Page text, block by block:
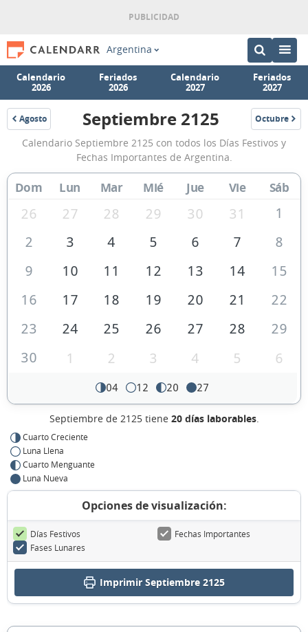
Argentina
Calendario
2026
Feriados
2026
Calendario
2027
Feriados
2027
Agosto
2125
Calendario
Septiembre
2125
de
Argentina
Septiembre 2125 Octubre
2125
Calendario Septiembre 2125 con todos los Días Festivos y
Fechas Importantes de Argentina.
Dom Lun Mar Mié Jue Vie Sáb
26 27 28 29 30 31
1
2
3 4 5 6 7
8
9
10 11 12 13 14
15
16
17 18 19 20 21
22
23
24 25 26 27 28
29
30
1 2 3 4 5 6
04 12 20 27
Septiembre de 2125 tiene 20 días laborables.
Cuarto Creciente
Luna Llena
Cuarto Menguante
Luna Nueva
Opciones de visualización:
Días Festivos
Fechas Importantes
Fases Lunares
Imprimir Septiembre 2125